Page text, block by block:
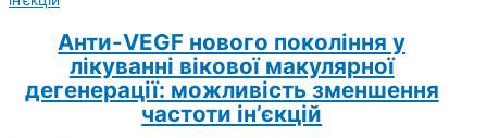
Анти-VEGF нового покоління у
лікуванні вікової макулярної
дегенерації: можливість зменшення
частоти ін’єкцій